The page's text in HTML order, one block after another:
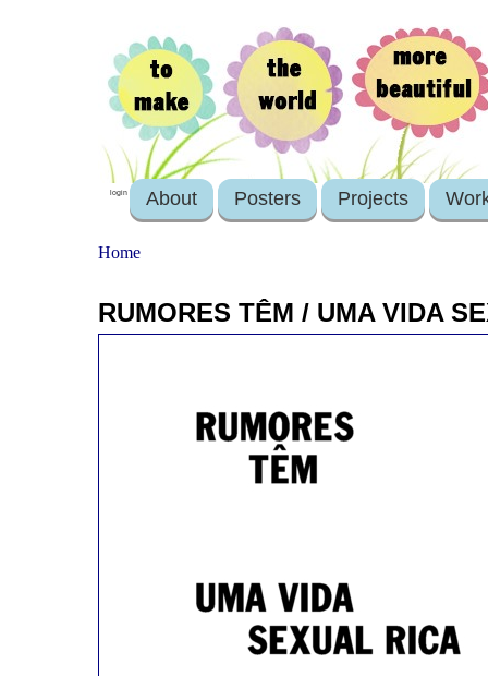
login About Posters Projects
Home
RUMORES TÊM / UMA VIDA